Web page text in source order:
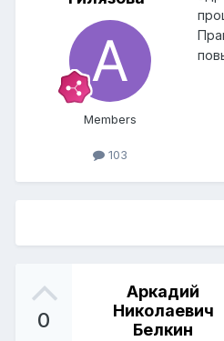
Members
103
0
Аркадий
Николаевич
Белкин